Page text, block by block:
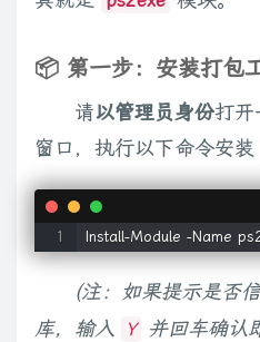
# --- 4. 业务逻辑与按钮
# 刷新列表函数
$RefreshList = {
    $listView.Items.Clear()
$output = cmd.exe /
foreach ($line in
if ($line -match
if
$item =
📦 第一步：安装打包
请以管理员身份打开
窗口，执行以下命令安装
(注：如果提示是否
库，输入
Y 并回车确认